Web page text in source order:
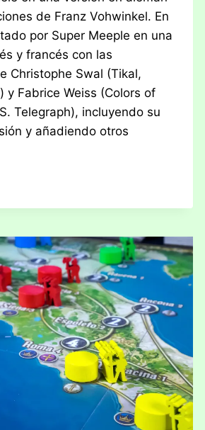
de Franz Vohwinkel. En
por Super Meeple en una
y francés con las
Christophe Swal (Tikal,
y Fabrice Weiss (Colors of
Telegraph), incluyendo su
y añadiendo otros